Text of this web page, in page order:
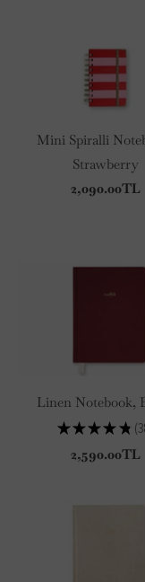
Mini Spiralli
Strawberry
2,090.00TL
Linen Notebook,
★ ★ ★ ★ ★
38
2,590.00TL